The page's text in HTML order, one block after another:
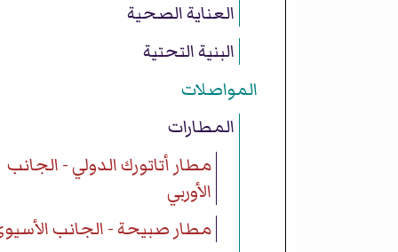
العناية الصحية
البنية التحتية
المواصلات
المطارات
مطار أتاتورك الدولي - الجانب
الأوربي
مطار صبيحة - الجانب